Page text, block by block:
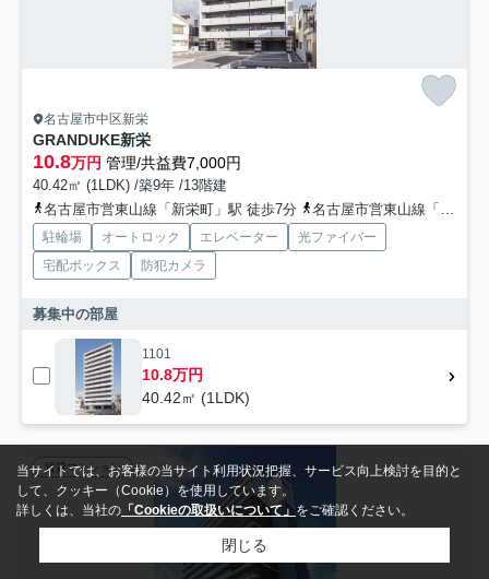
名古屋市中区新栄
GRANDUKE新栄
10.8万円 管理/共益費7,000円
40.42㎡ (1LDK) /築9年 /13階建
名古屋市営東山線「新栄町」駅 徒歩7分
名古屋市営東山線「千種」駅 徒歩10分
駐輪場 オートロック エレベーター
光ファイバー
宅配ボックス
防犯カメラ
募集中の部屋
1101
10.8万円
40.42㎡ (1LDK)
賃貸マンション
当サイトでは、お客様の当サイト利用状況把握、サービス向上検討を目的と
して、クッキー（Cookie）を使用しています。
詳しくは、当社の 「Cookieの取扱いについて」をご確認ください。
閉じる